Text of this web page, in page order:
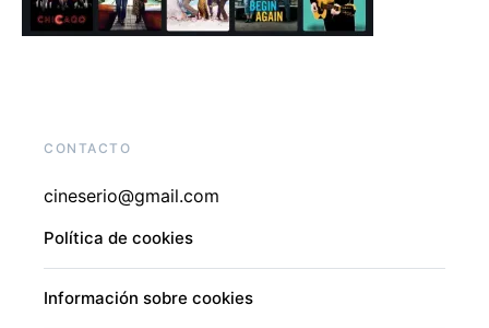
CONTACTO
cineserio@gmail.com
Política de cookies
Información sobre cookies